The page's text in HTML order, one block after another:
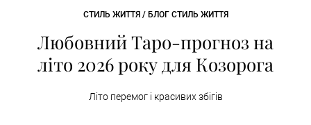
СТИЛЬ ЖИТТЯ / БЛОГ СТИЛЬ ЖИТТЯ
Любовний Таро-прогноз на
літо 2026 року для Козорога
Літо перемог і красивих збігів